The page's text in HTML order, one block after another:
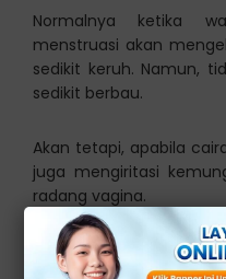
Normalnya ketika
menstruasi akan
sedikit keruh. Namun,
sedikit berbau.
Akan tetapi, apabila
juga mengiritasi
radang vagina.
Karena ciri khas dari